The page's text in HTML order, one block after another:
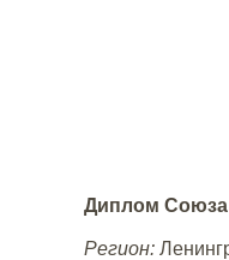
Диплом Союза
Регион: